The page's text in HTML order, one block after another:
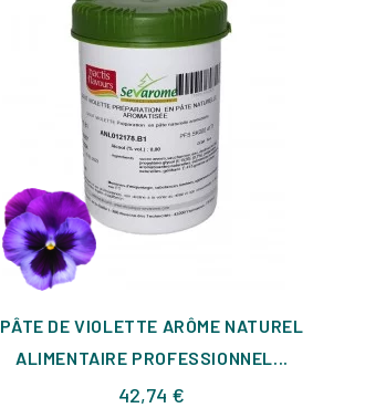
PÂTE DE VIOLETTE ARÔME NATUREL
ALIMENTAIRE PROFESSIONNEL...
42,74 €